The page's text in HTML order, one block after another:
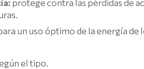
protege contra las pérdidas de
un uso óptimo de la energía de
el tipo.